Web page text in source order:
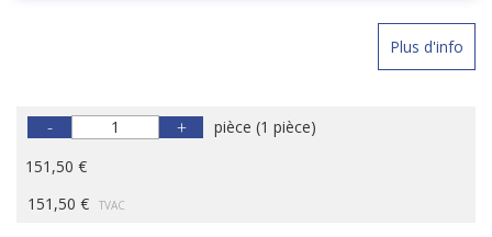
Plus d'info
- + pièce (1 pièce)
151,50 €
151,50 €
TVAC